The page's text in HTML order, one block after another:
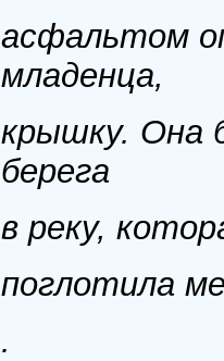
асфальтом
младенца,
крышку. Она
берега
в реку,
поглотила
.